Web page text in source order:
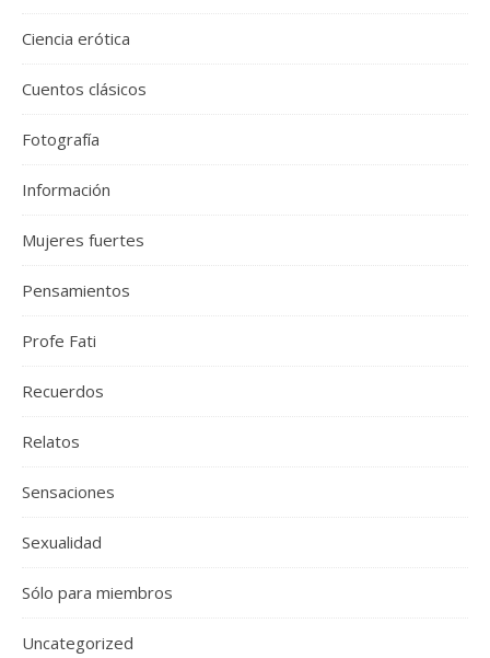
Ciencia erótica
Cuentos clásicos
Fotografía
Información
Mujeres fuertes
Pensamientos
Profe Fati
Recuerdos
Relatos
Sensaciones
Sexualidad
Sólo para miembros
Uncategorized